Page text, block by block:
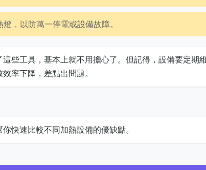
，以防萬一停電或設備故障。
些工具，基本上就不用擔心了。但記得，設備要定期
率下降，差點出問題。
快速比較不同加熱設備的優缺點。